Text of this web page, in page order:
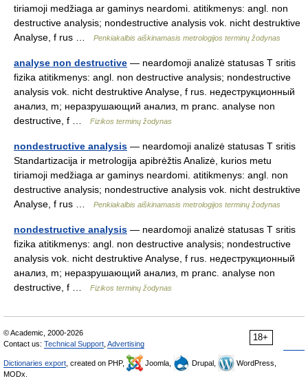
tiriamoji medžiaga ar gaminys neardomi. atitikmenys: angl. non
destructive analysis; nondestructive analysis vok. nicht destruktive
Analyse, f rus …
Penkiakalbis aiškinamasis metrologijos terminų žodynas
analyse non destructive — neardomoji analizė statusas T sritis
fizika atitikmenys: angl. non destructive analysis; nondestructive
analysis vok. nicht destruktive Analyse, f rus. недеструкционный
анализ, m; неразрушающий анализ, m pranc. analyse non
destructive, f …
Fizikos terminų žodynas
nondestructive analysis — neardomoji analizė statusas T sritis
Standartizacija ir metrologija apibrėžtis Analizė, kurios metu
tiriamoji medžiaga ar gaminys neardomi. atitikmenys: angl. non
destructive analysis; nondestructive analysis vok. nicht destruktive
Analyse, f rus …
Penkiakalbis aiškinamasis metrologijos terminų žodynas
nondestructive analysis — neardomoji analizė statusas T sritis
fizika atitikmenys: angl. non destructive analysis; nondestructive
analysis vok. nicht destruktive Analyse, f rus. недеструкционный
анализ, m; неразрушающий анализ, m pranc. analyse non
destructive, f …
Fizikos terminų žodynas
18+
© Academic, 2000-2026
Contact us: Technical Support Advertising
Dictionaries export , created on PHP, Joomla, Drupal,
WordPress,
MODx.